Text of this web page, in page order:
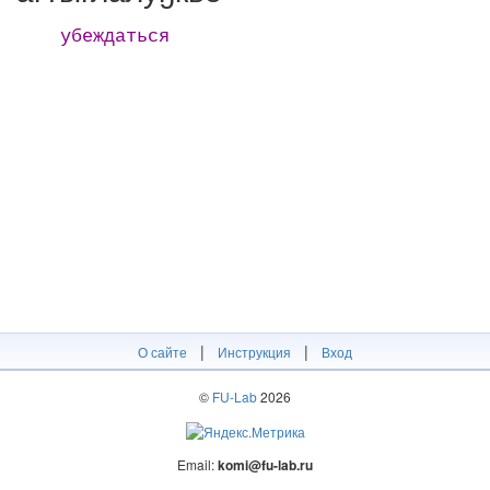
убеждаться
О сайте | Инструкция | Вход
© FU-Lab2026
Email:komi@fu-lab.ru